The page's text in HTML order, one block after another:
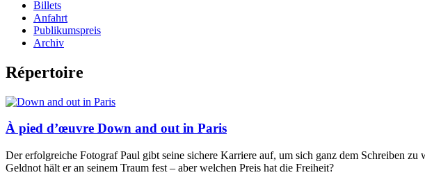
Billets
Anfahrt
Publikumspreis
Archiv
Répertoire
À pied d’œuvre Down and out in Paris
Der erfolgreiche Fotograf Paul gibt seine sichere Karriere auf, um sich ganz dem Schreiben
Geldnot hält er an seinem Traum fest – aber welchen Preis hat die Freiheit?